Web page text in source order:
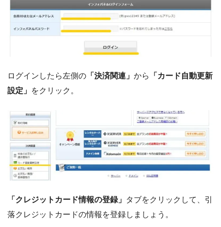
ログインしたら左側の 「決済関連」 から
「カード自動更新
設定」 をクリック。
「クレジットカード情報の登録」 タブをクリックして、引
落クレジットカードの情報を登録しましょう。